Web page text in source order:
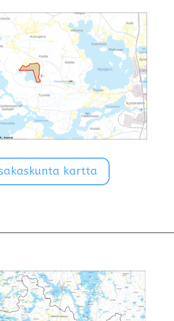
kartta